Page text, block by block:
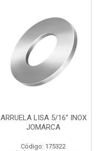
ARRUELA LISA 5/16” INOX
JOMARCA
Código: 175322